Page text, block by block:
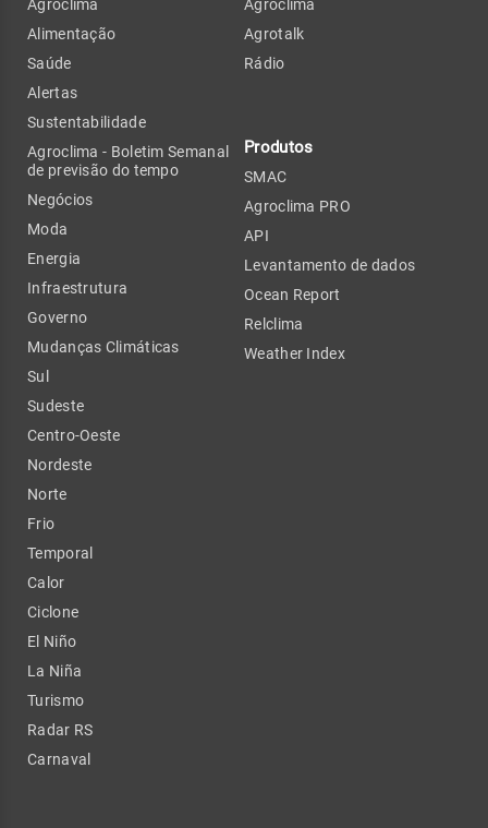
Agroclima
Alimentação
Saúde
Alertas
Sustentabilidade
Agroclima - Boletim Semanal
de previsão do tempo
Negócios
Moda
Energia
Infraestrutura
Governo
Mudanças Climáticas
Sul
Sudeste
Centro-Oeste
Nordeste
Norte
Frio
Temporal
Calor
Ciclone
El Niño
La Niña
Turismo
Radar RS
Carnaval
Agroclima
Agrotalk
Rádio
Produtos
SMAC
Agroclima PRO
API
Levantamento de dados
Ocean Report
Relclima
Weather Index